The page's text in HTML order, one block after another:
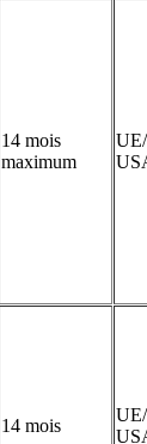
14 mois
maximum
14 mois